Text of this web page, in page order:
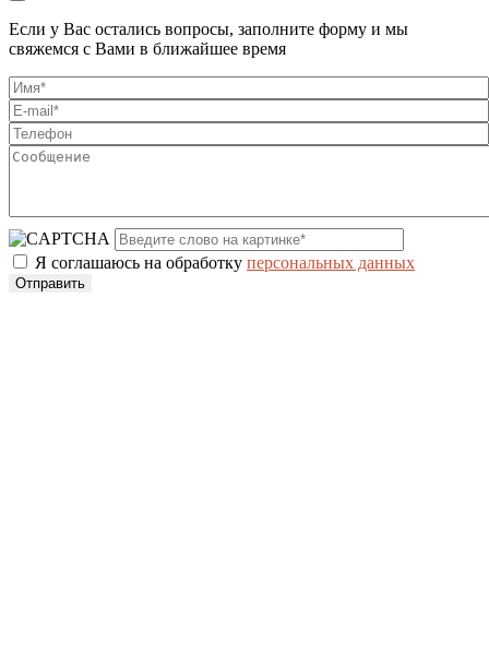
Если у Вас остались вопросы, заполните форму и мы
свяжемся с Вами в ближайшее время
Я соглашаюсь на обработку персональных данных